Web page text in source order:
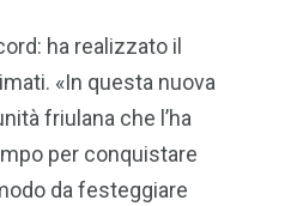
ha realizzato il
«In questa nuova
friulana che l’ha
per conquistare
da festeggiare